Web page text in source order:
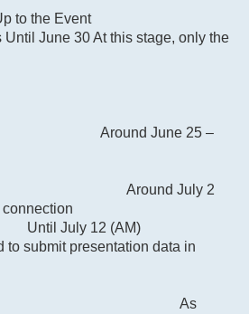
to the Event
June 30 At this stage, only the
June 25 –
July 2
12 (AM)
presentation data in
As